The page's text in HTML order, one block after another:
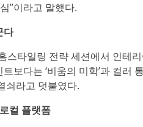
”이라고 말했다.
다
스타일링 전략 세션에서 인테
보다는 ‘비움의 미학’과 컬
쇠라고 덧붙였다.
컬 플랫폼